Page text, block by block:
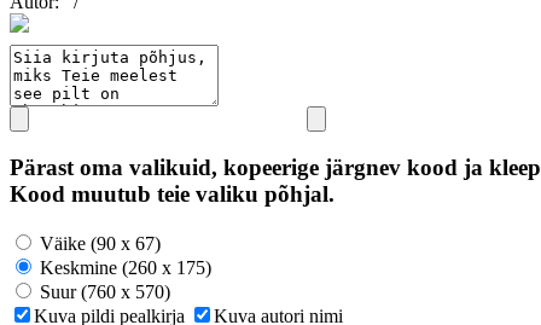
Pärast oma valikuid, kopeerige järgnev kood ja
Kood muutub teie valiku põhjal.
Väike (90 x 67)
Keskmine (260 x 175)
Suur (760 x 570)
Kuva pildi pealkirja
Kuva autori nimi